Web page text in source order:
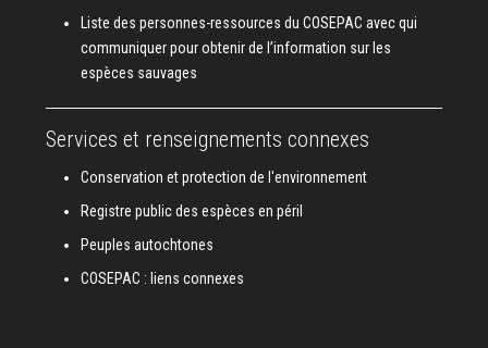
Liste des personnes-ressources du COSEPAC avec qui
communiquer pour obtenir de l’information sur les
espèces sauvages
Services et renseignements connexes
Conservation et protection de l'environnement
Registre public des espèces en péril
Peuples autochtones
COSEPAC : liens connexes